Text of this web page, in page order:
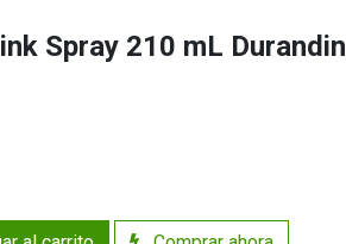
Spray 210 mL Durandin